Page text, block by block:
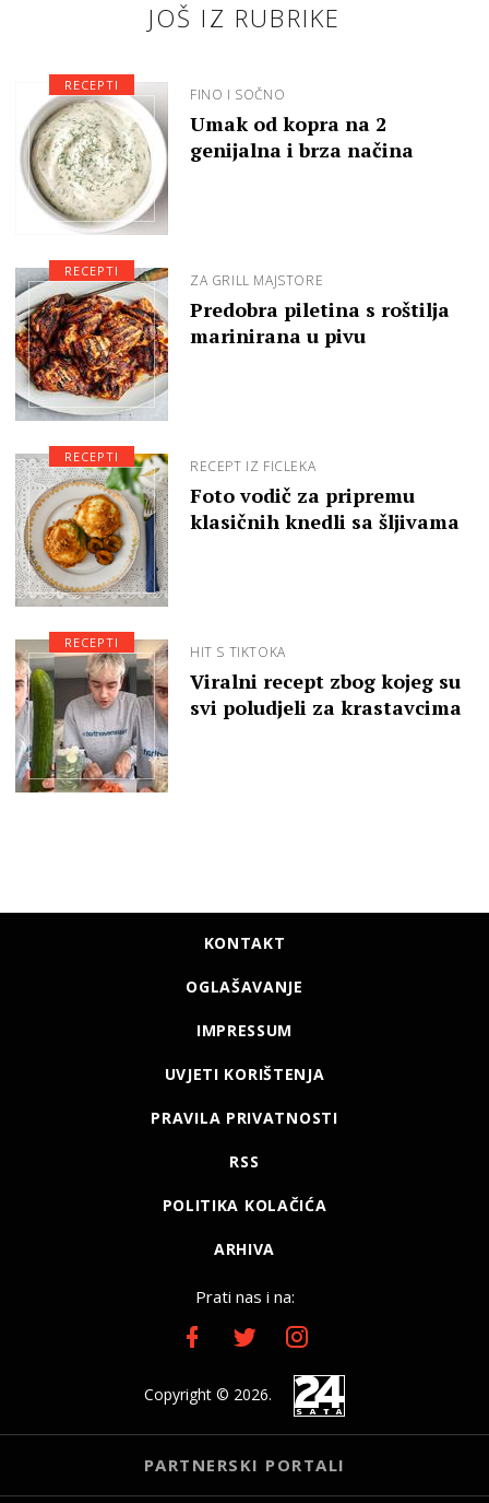
JOŠ IZ RUBRIKE
FINO I SOČNO
Umak od kopra na 2
genijalna i brza načina
RECEPTI
ZA GRILL MAJSTORE
Predobra piletina s roštilja
marinirana u pivu
RECEPTI
RECEPT IZ FICLEKA
Foto vodič za pripremu
klasičnih knedli sa šljivama
RECEPTI
HIT S TIKTOKA
Viralni recept zbog kojeg su
svi poludjeli za krastavcima
RECEPTI
KONTAKT
OGLAŠAVANJE
IMPRESSUM
UVJETI KORIŠTENJA
PRAVILA PRIVATNOSTI
RSS
POLITIKA KOLAČIĆA
ARHIVA
Prati nas i na:
Copyright © 2026.
PARTNERSKI PORTALI